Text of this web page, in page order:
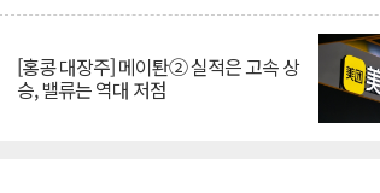
[홍콩 대장주] 메이퇀② 실적은 고속 상
승, 밸류는 역대 저점